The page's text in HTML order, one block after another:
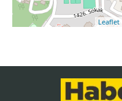
Leaflet